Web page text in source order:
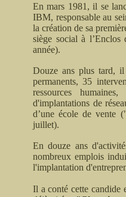
En mars 1981, il se
IBM, responsable au
la création de sa
siège social à
année).
Douze ans plus tard,
permanents, 35
ressources
d'implantations de
d’une école de vente
juillet).
En douze ans
nombreux emplois
l'implantation
Il a conté cette candide